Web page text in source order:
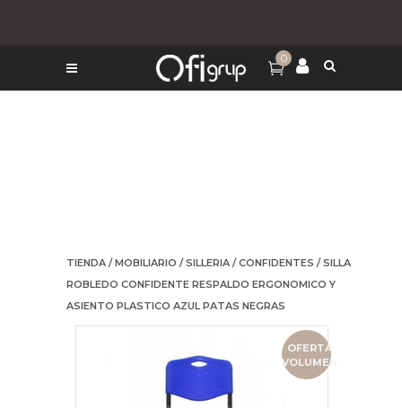
0
TIENDA /MOBILIARIO /SILLERIA /CONFIDENTES / SILLA
ROBLEDO CONFIDENTE RESPALDO ERGONOMICO Y
ASIENTO PLASTICO AZUL PATAS NEGRAS
OFERTA
VOLUMEN